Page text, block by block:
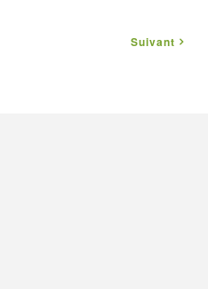
Suivant